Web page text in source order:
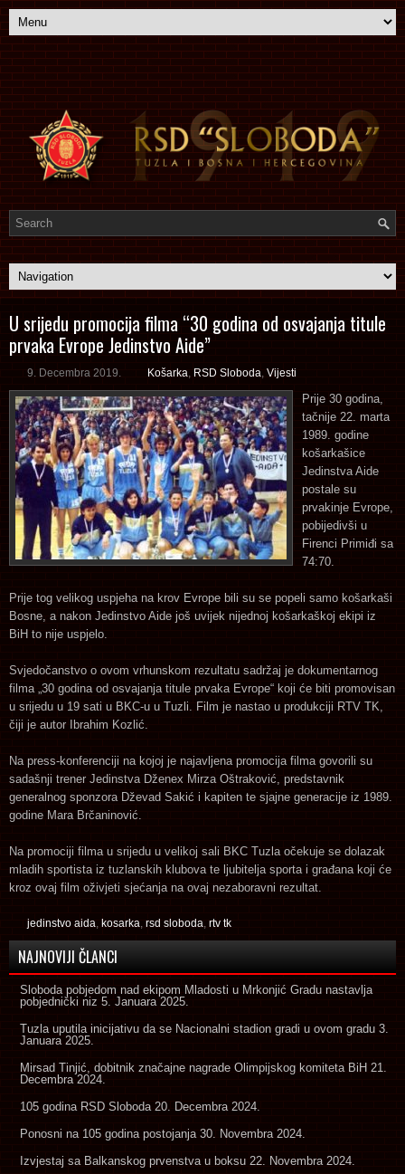
U srijedu promocija filma “30 godina od osvajanja titule
prvaka Evrope Jedinstvo Aide”
9. Decembra 2019. Košarka RSD Sloboda Vijesti
Prije 30 godina,
tačnije 22. marta
1989. godine
košarkašice
Jedinstva Aide
postale su
prvakinje Evrope,
pobijedivši u
Firenci Primiđi sa
74:70.
Prije tog velikog uspjeha na krov Evrope bili su se popeli samo košarkaši
Bosne, a nakon Jedinstvo Aide još uvijek nijednoj košarkaškoj ekipi iz
BiH to nije uspjelo.
Svjedočanstvo o ovom vrhunskom rezultatu sadržaj je dokumentarnog
filma „30 godina od osvajanja titule prvaka Evrope“ koji će biti promovisan
u srijedu u 19 sati u BKC-u u Tuzli. Film je nastao u produkciji RTV TK,
čiji je autor Ibrahim Kozlić.
Na press-konferenciji na kojoj je najavljena promocija filma govorili su
sadašnji trener Jedinstva Dženex Mirza Oštraković, predstavnik
generalnog sponzora Dževad Sakić i kapiten te sjajne generacije iz 1989.
godine Mara Brčaninović.
Na promociji filma u srijedu u velikoj sali BKC Tuzla očekuje se dolazak
mladih sportista iz tuzlanskih klubova te ljubitelja sporta i građana koji će
kroz ovaj film oživjeti sjećanja na ovaj nezaboravni rezultat.
jedinstvo aida kosarka rsd sloboda rtv tk
NAJNOVIJI ČLANCI
Sloboda pobjedom nad ekipom Mladosti u Mrkonjić Gradu nastavlja
pobjednički niz 5. Januara 2025.
Tuzla uputila inicijativu da se Nacionalni stadion gradi u ovom gradu 3.
Januara 2025.
Mirsad Tinjić, dobitnik značajne nagrade Olimpijskog komiteta BiH 21.
Decembra 2024.
105 godina RSD Sloboda 20. Decembra 2024.
Ponosni na 105 godina postojanja 30. Novembra 2024.
Izvjestaj sa Balkanskog prvenstva u boksu 22. Novembra 2024.